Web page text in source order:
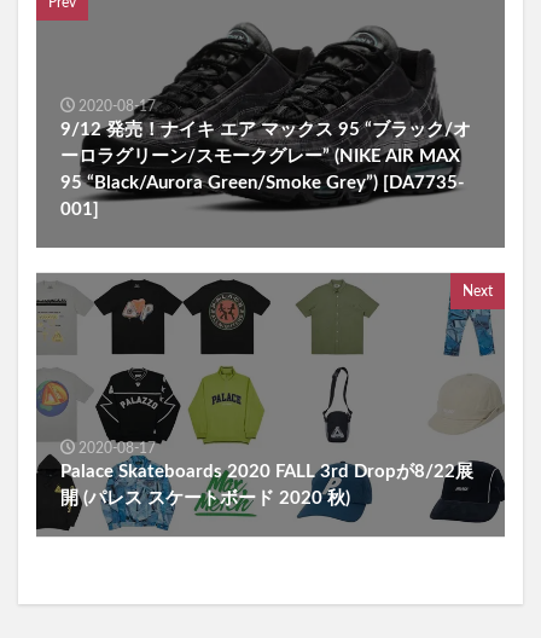
2020-08-17
9/12 発売！ナイキ エア マックス 95 “ブラック/オ
ーロラグリーン/スモークグレー” (NIKE AIR MAX
95 “Black/Aurora Green/Smoke Grey”) [DA7735-
001]
Next
2020-08-17
Palace Skateboards 2020 FALL 3rd Dropが8/22展
開 (パレス スケートボード 2020 秋)